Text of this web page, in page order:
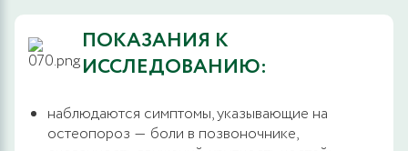
ПОКАЗАНИЯ К
ИССЛЕДОВАНИЮ:
наблюдаются симптомы, указывающие на
остеопороз ― боли в позвоночнике,